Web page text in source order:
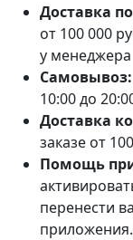
Доставка
от 100 000
у менеджера
Самовывоз:
10:00 до
Доставка
заказе от
Помощь
перенести
приложения.